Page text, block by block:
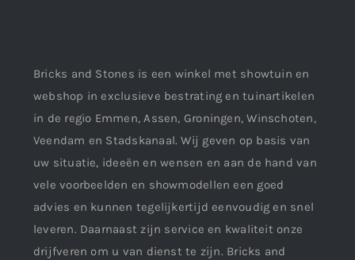
Bricks and Stones is een winkel met showtuin en
webshop in exclusieve bestrating en tuinartikelen
in de regio Emmen, Assen, Groningen, Winschoten,
Veendam en Stadskanaal. Wij geven op basis van
uw situatie, ideeën en wensen en aan de hand van
vele voorbeelden en showmodellen een goed
advies en kunnen tegelijkertijd eenvoudig en snel
leveren. Daarnaast zijn service en kwaliteit onze
drijfveren om u van dienst te zijn. Bricks and